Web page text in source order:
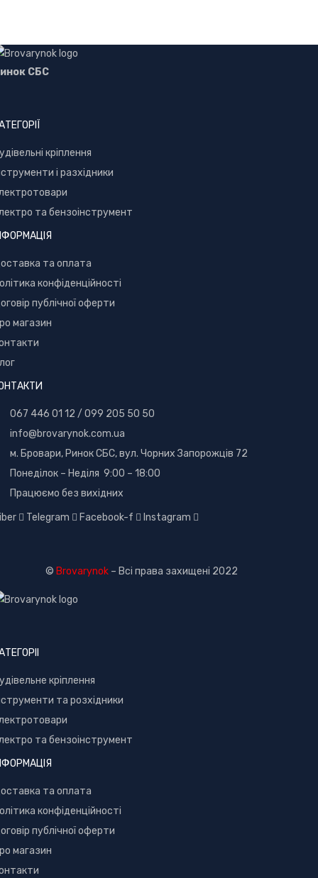
СБС
івельні кріплення
і разхідники
та бензоінструмент
та оплата
конфіденційності
публічної оферти
магазин
067 446 01 12 / 099 205 50 50
info@brovarynok.com.ua
м. Бровари, Ринок СБС, вул. Чорних Запорожців 72
Понеділок – Неділя 9:00 – 18:00
Працюємо без вихідних
Telegram Facebook-f Instagram
© Brovarynok– Всі права захищені 2022
кріплення
та розхідники
та бензоінструмент
та оплата
конфіденційності
публічної оферти
магазин